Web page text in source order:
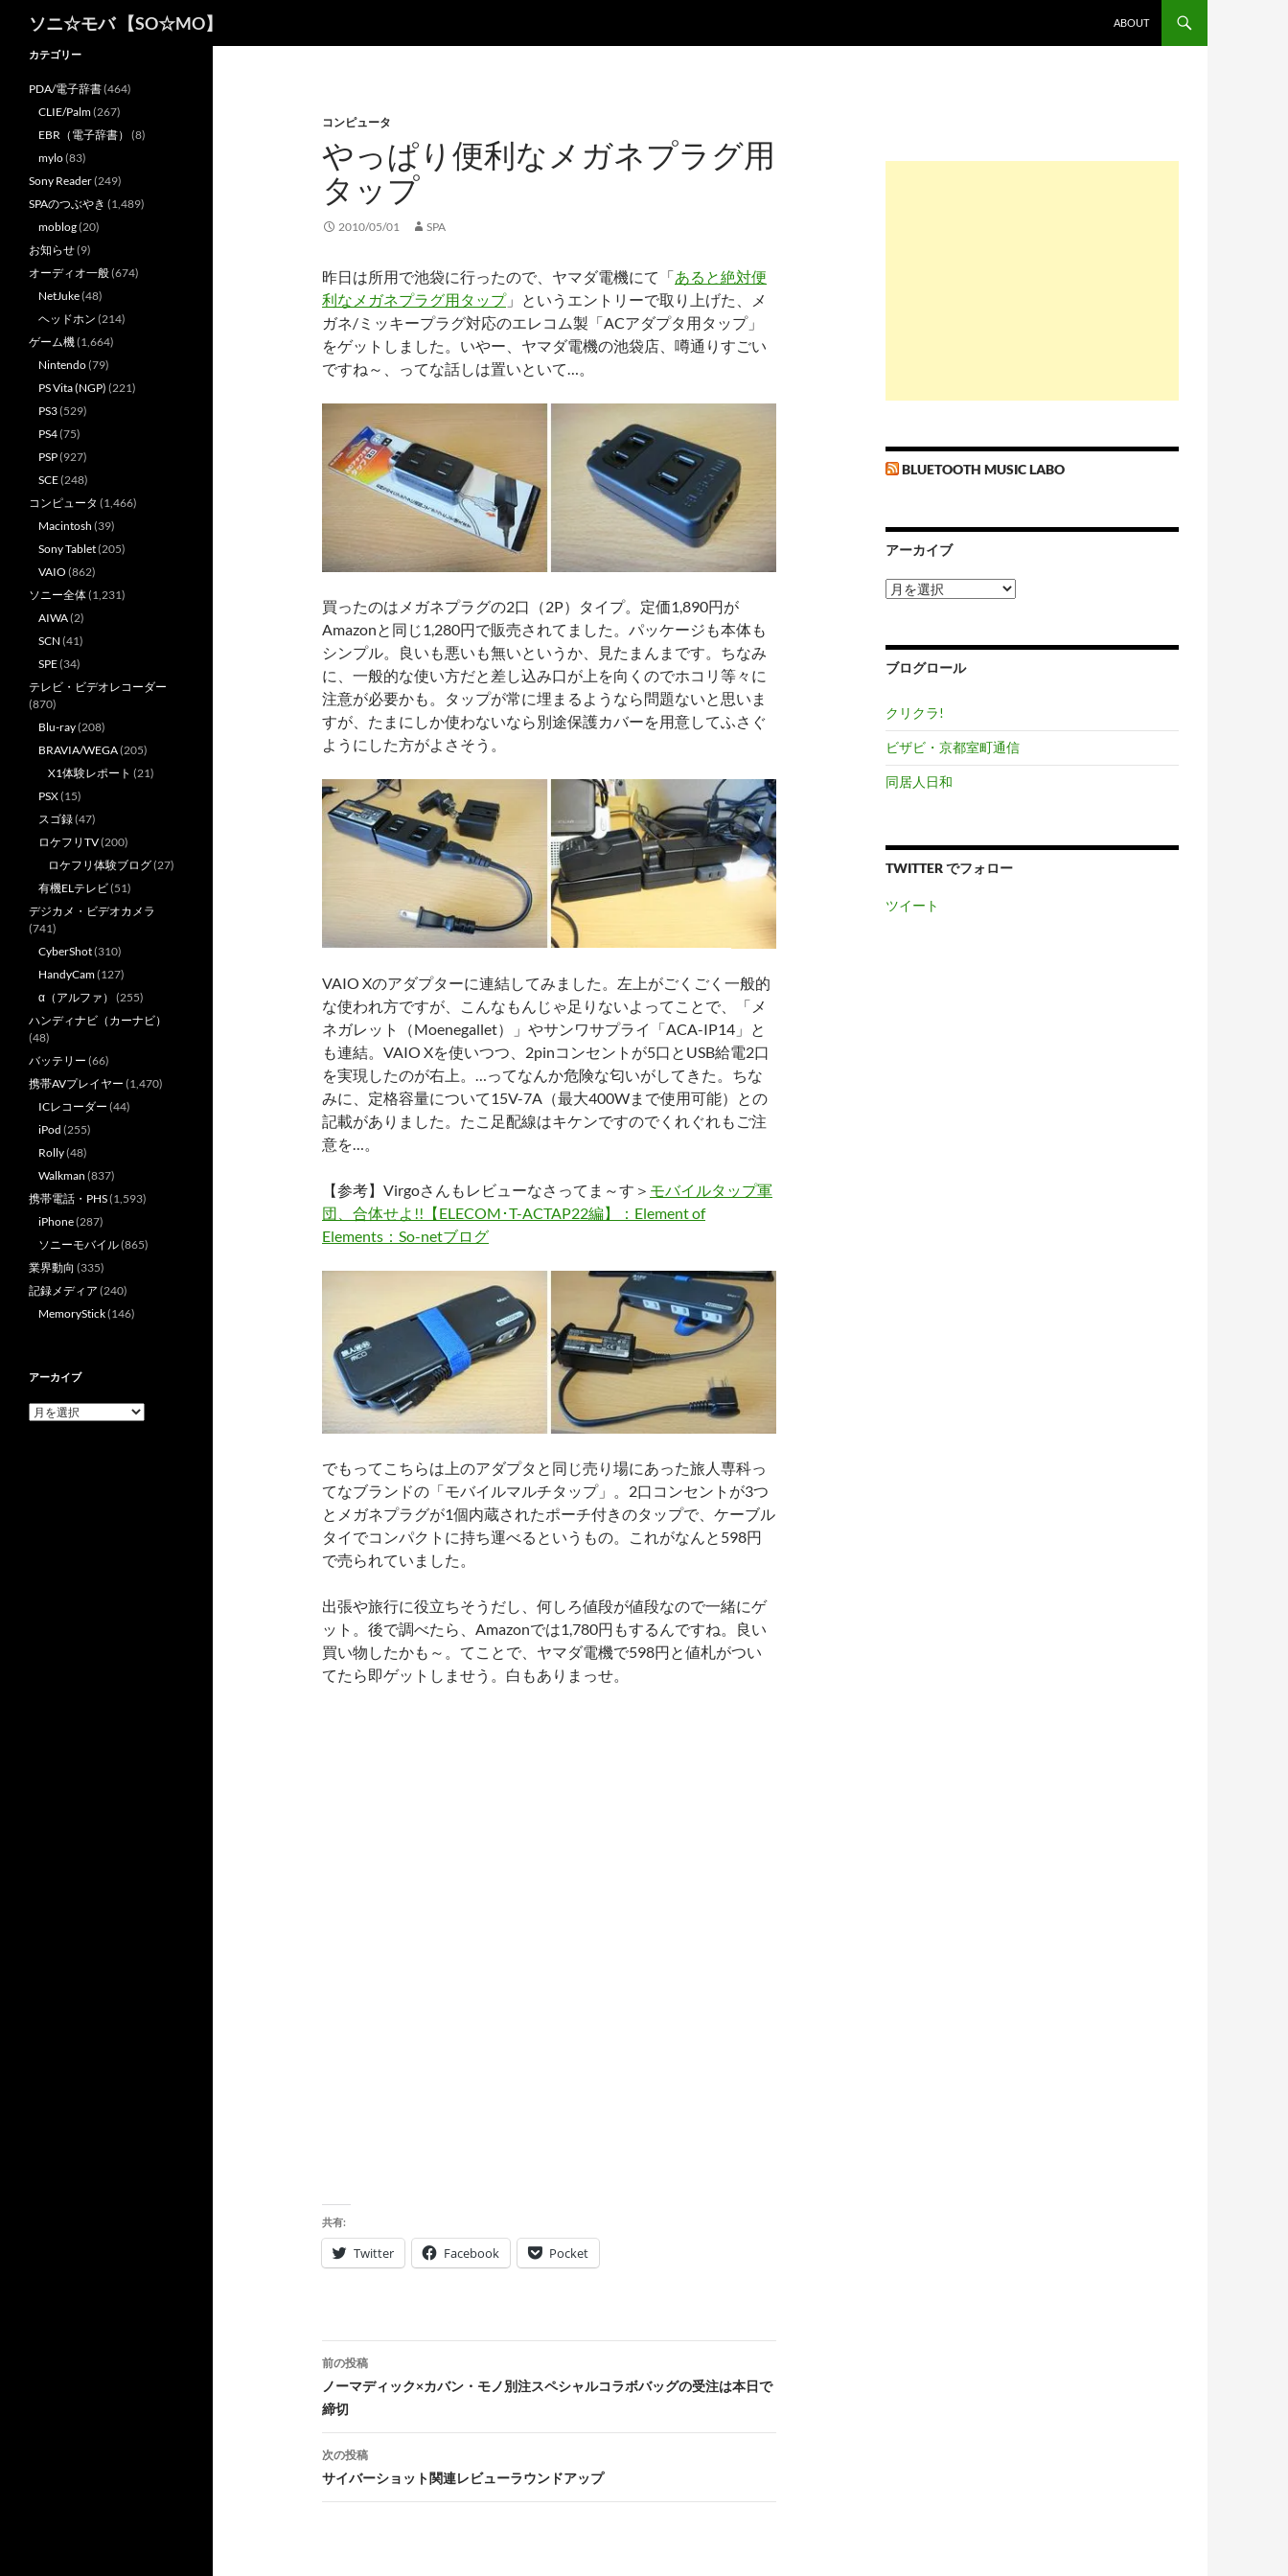
ソニ☆モバ 【SO☆MO】
ABOUT
コンピュータ
やっぱり便利なメガネプラグ用
タップ
2010/05/01 SPA
昨日は所用で池袋に行ったので、ヤマダ電機にて「あると絶対便
利なメガネプラグ用タップ」というエントリーで取り上げた、メ
ガネ/ミッキープラグ対応のエレコム製「ACアダプタ用タップ」
をゲットしました。いやー、ヤマダ電機の池袋店、噂通りすごい
ですね～、ってな話しは置いといて…。
買ったのはメガネプラグの2口（2P）タイプ。定価1,890円が
Amazonと同じ1,280円で販売されてました。パッケージも本体も
シンプル。良いも悪いも無いというか、見たまんまです。ちなみ
に、一般的な使い方だと差し込み口が上を向くのでホコリ等々に
注意が必要かも。タップが常に埋まるようなら問題ないと思いま
すが、たまにしか使わないなら別途保護カバーを用意してふさぐ
ようにした方がよさそう。
VAIO Xのアダプターに連結してみました。左上がごくごく一般的
な使われ方ですが、こんなもんじゃ足りないよってことで、「メ
ネガレット（Moenegallet）」やサンワサプライ「ACA-IP14」と
も連結。VAIO Xを使いつつ、2pinコンセントが5口とUSB給電2口
を実現したのが右上。…ってなんか危険な匂いがしてきた。ちな
みに、定格容量について15V-7A（最大400Wまで使用可能）との
記載がありました。たこ足配線はキケンですのでくれぐれもご注
意を…。
【参考】Virgoさんもレビューなさってま～す＞ モバイルタップ軍
団、合体せよ!!【ELECOM･T-ACTAP22編】：Element of
Elements：So-netブログ
でもってこちらは上のアダプタと同じ売り場にあった旅人専科っ
てなブランドの「モバイルマルチタップ」。2口コンセントが3つ
とメガネプラグが1個内蔵されたポーチ付きのタップで、ケーブル
タイでコンパクトに持ち運べるというもの。これがなんと598円
で売られていました。
出張や旅行に役立ちそうだし、何しろ値段が値段なので一緒にゲ
ット。後で調べたら、Amazonでは1,780円もするんですね。良い
買い物したかも～。てことで、ヤマダ電機で598円と値札がつい
てたら即ゲットしませう。白もありまっせ。
共有:
Twitter Facebook Pocket
投
稿
ナ
ビ
ゲ
前の投稿
ノーマディック×カバン・モノ別注スペシャルコラボバッグの受注は本日で
締切
次の投稿
サイバーショット関連レビューラウンドアップ
BLUETOOTH MUSIC LABO
アーカイブ
ア
ー
ブ
ブログロール
クリクラ!
ビザビ・京都室町通信
同居人日和
TWITTER でフォロー
ツイート
カテゴリー
PDA/電子辞書(464)
CLIE/Palm(267)
EBR（電子辞書） (8)
mylo(83)
Sony Reader(249)
SPAのつぶやき (1,489)
moblog(20)
お知らせ(9)
オーディオ一般(674)
NetJuke(48)
ヘッドホン (214)
ゲーム機(1,664)
Nintendo(79)
PS Vita (NGP) (221)
PS3(529)
PS4(75)
PSP(927)
SCE(248)
コンピュータ (1,466)
Macintosh (39)
Sony Tablet(205)
VAIO (862)
ソニー全体(1,231)
AIWA(2)
SCN (41)
SPE(34)
テレビ・ビデオレコーダー
(870)
Blu-ray(208)
BRAVIA/WEGA(205)
X1体験レポート (21)
PSX(15)
スゴ録(47)
ロケフリTV(200)
ロケフリ体験ブログ(27)
有機ELテレビ(51)
デジカメ・ビデオカメラ
(741)
CyberShot(310)
HandyCam(127)
α（アルファ） (255)
ハンディナビ（カーナビ）
(48)
バッテリー (66)
携帯AVプレイヤー (1,470)
ICレコーダー (44)
iPod (255)
Rolly(48)
Walkman (837)
携帯電話・PHS(1,593)
iPhone(287)
ソニーモバイル(865)
業界動向 (335)
記録メディア (240)
MemoryStick(146)
アーカイブ
ア